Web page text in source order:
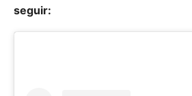
seguir: